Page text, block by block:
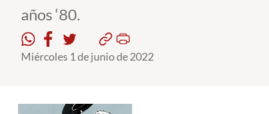
Estudiantes
años ‘80.
Miércoles 1 de junio de 2022